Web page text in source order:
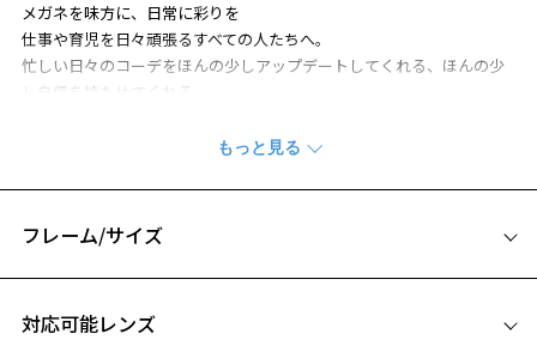
メガネを味方に、日常に彩りを
仕事や育児を日々頑張るすべての人たちへ。
忙しい日々のコーデをほんの少しアップデートしてくれる、ほんの少
し自信を持たせてくれる、
メガネときどきサングラス「NIGHT&DAY」かけ替えの必要がない、便
利な2WAYグラス。
カラーレンズには、路面などの反射を抑える偏光機能を装備している
ため、運転が多い方に特におすすめ。
Comment by MARW
フレーム/サイズ
対応可能レンズ